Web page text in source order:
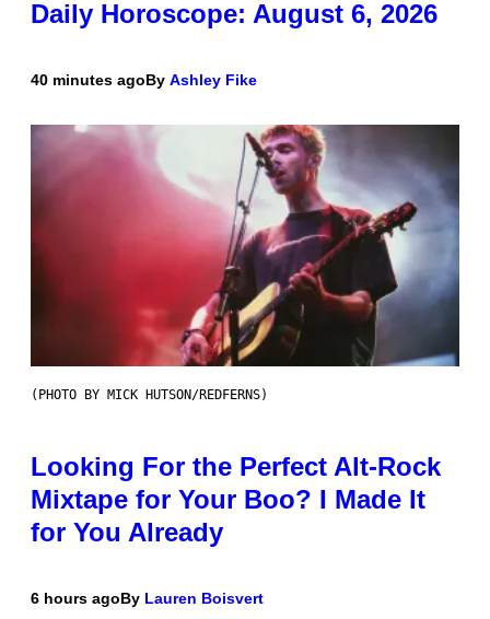
Daily Horoscope: August 6, 2026
40 minutes agoBy Ashley Fike
(PHOTO BY MICK HUTSON/REDFERNS)
Looking For the Perfect Alt-Rock
Mixtape for Your Boo? I Made It
for You Already
6 hours agoBy Lauren Boisvert